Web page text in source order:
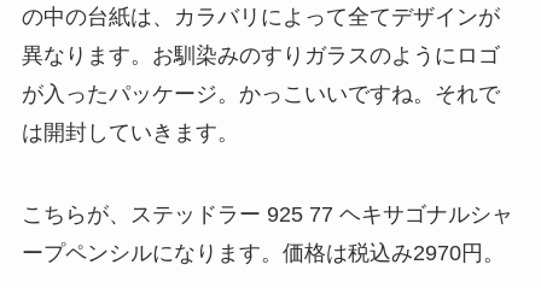
の中の台紙は、カラバリによって全てデザインが
異なります。お馴染みのすりガラスのようにロゴ
が入ったパッケージ。かっこいいですね。それで
は開封していきます。
こちらが、ステッドラー 925 77 ヘキサゴナルシャ
ープペンシルになります。価格は税込み2970円 。